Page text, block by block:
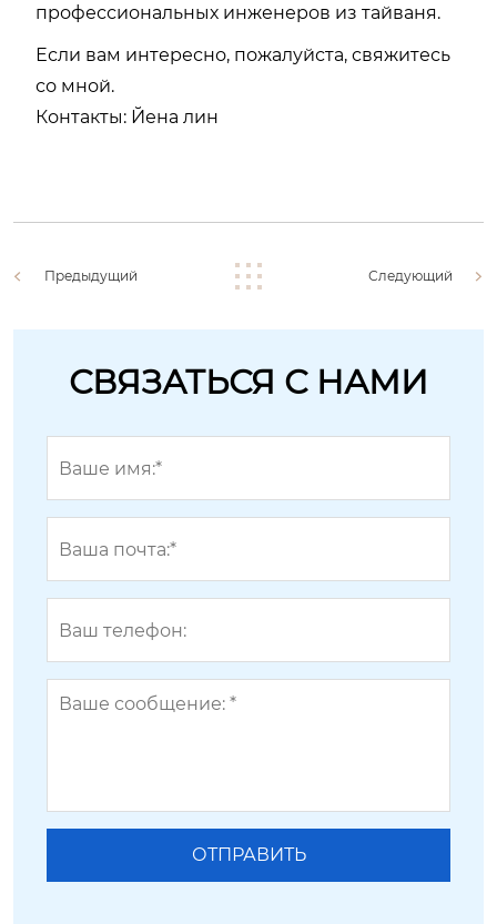
профессиональных инженеров из тайваня.
Если вам интересно, пожалуйста, свяжитесь
со мной.
Контакты: Йена лин
Предыдущий Следующий
СВЯЗАТЬСЯ С НАМИ